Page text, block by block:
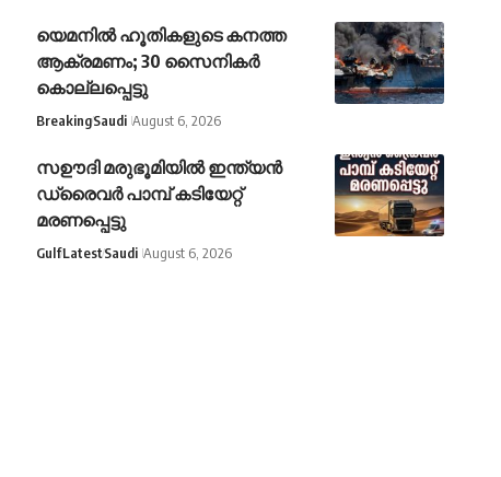
യെമനില്‍ ഹൂതികളുടെ കനത്ത
ആക്രമണം; 30 സൈനികര്‍
കൊല്ലപ്പെട്ടു
BreakingSaudi August 6, 2026
സഊദി മരുഭൂമിയിൽ ഇന്ത്യൻ
ഡ്രൈവർ പാമ്പ് കടിയേറ്റ്
മരണപ്പെട്ടു
GulfLatestSaudi August 6, 2026